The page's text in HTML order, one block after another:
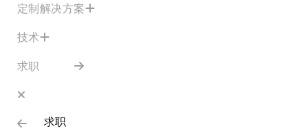
定制解决方案
技术
求职
求职